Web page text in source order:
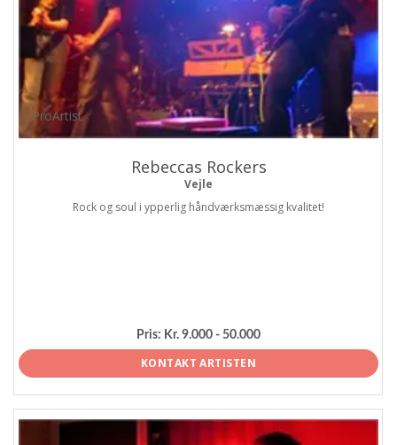
ProArtist
Rebeccas Rockers
Vejle
Rock og soul i ypperlig håndværksmæssig kvalitet!
Pris: Kr. 9.000 - 50.000
KONTAKT ARTISTEN